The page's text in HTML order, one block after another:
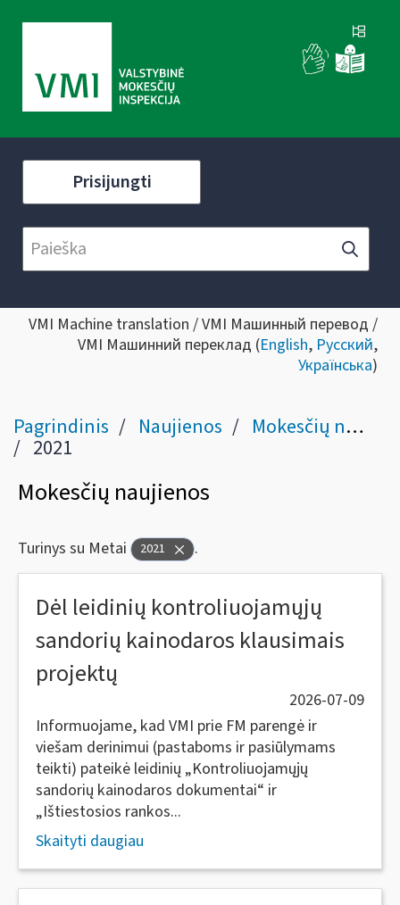
Prisijungti
VMI Machine translation / VMI Машинный перевод /
VMI Машинний переклад (English, Русский,
Українська)
Pagrindinis Naujienos Mokesčių naujienos
2021
Mokesčių naujienos
Turinys su Metai 2021 .
Dėl leidinių kontroliuojamųjų
sandorių kainodaros klausimais
projektų
2026-07-09
Informuojame, kad VMI prie FM parengė ir
viešam derinimui (pastaboms ir pasiūlymams
teikti) pateikė leidinių „Kontroliuojamųjų
sandorių kainodaros dokumentai“ ir
„Ištiestosios rankos...
Skaityti daugiau